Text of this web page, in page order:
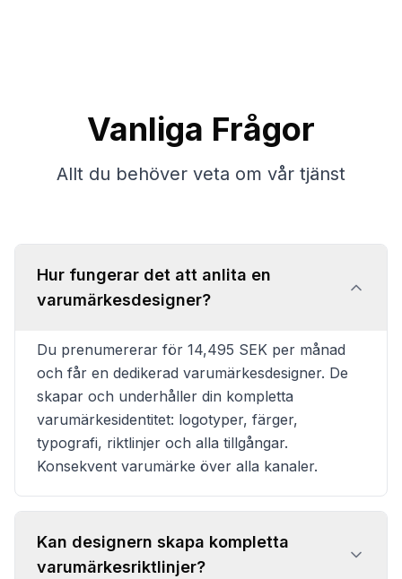
Vanliga Frågor
Allt du behöver veta om vår tjänst
Hur fungerar det att anlita en
varumärkesdesigner?
Du prenumererar för 14,495 SEK per månad
och får en dedikerad varumärkesdesigner. De
skapar och underhåller din kompletta
varumärkesidentitet: logotyper, färger,
typografi, riktlinjer och alla tillgångar.
Konsekvent varumärke över alla kanaler.
Kan designern skapa kompletta
varumärkesriktlinjer?